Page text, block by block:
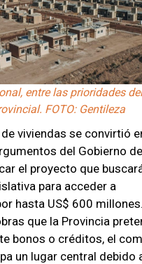
entre las prioridades
FOTO: Gentileza
viviendas se convirtió
del Gobierno
el proyecto que
para acceder a
hasta US$ 600
que la Provincia
bonos o créditos, el
un lugar central debido